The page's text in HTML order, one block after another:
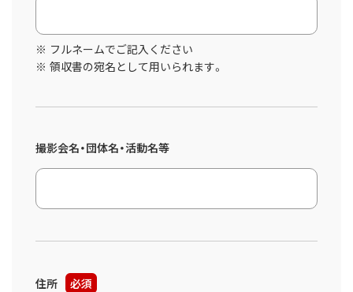
フルネームでご記入ください
領収書の宛名として用いられます。
撮影会名・団体名・活動名等
住所 必須